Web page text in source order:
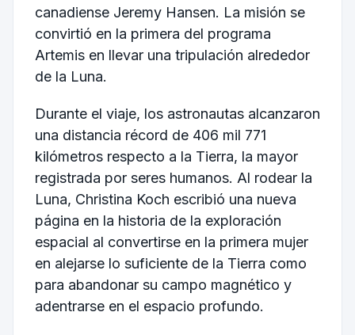
canadiense Jeremy Hansen. La misión se
convirtió en la primera del programa
Artemis en llevar una tripulación alrededor
de la Luna.
Durante el viaje, los astronautas alcanzaron
una distancia récord de 406 mil 771
kilómetros respecto a la Tierra, la mayor
registrada por seres humanos. Al rodear la
Luna, Christina Koch escribió una nueva
página en la historia de la exploración
espacial al convertirse en la primera mujer
en alejarse lo suficiente de la Tierra como
para abandonar su campo magnético y
adentrarse en el espacio profundo.